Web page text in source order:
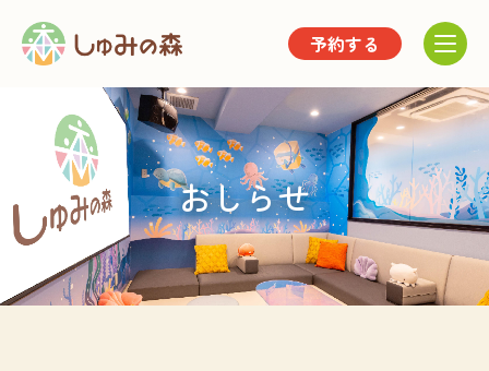
予約する
おしらせ